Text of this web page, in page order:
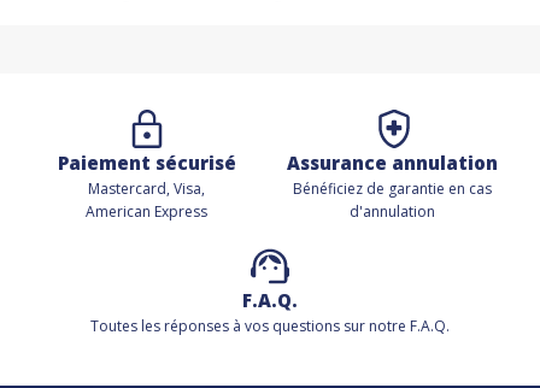
Paiement sécurisé
Mastercard, Visa,
American Express
Assurance annulation
Bénéficiez de garantie en cas
d'annulation
F.A.Q.
Toutes les réponses à vos questions sur notre F.A.Q.